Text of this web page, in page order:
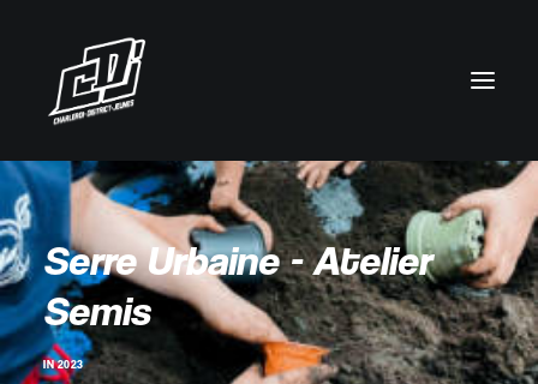
Serre Urbaine - Atelier
Semis
IN2023